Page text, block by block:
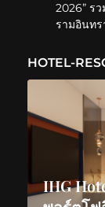
2026” ร
รามอินทร
HOTEL-
IHG